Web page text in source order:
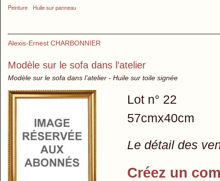
Peinture Huile sur panneau
Alexis-Ernest CHARBONNIER
Modèle sur le sofa dans l’atelier
Modèle sur le sofa dans l’atelier - Huile sur toile signée
Lot n° 22
57cmx40cm
Le détail des
Créez un